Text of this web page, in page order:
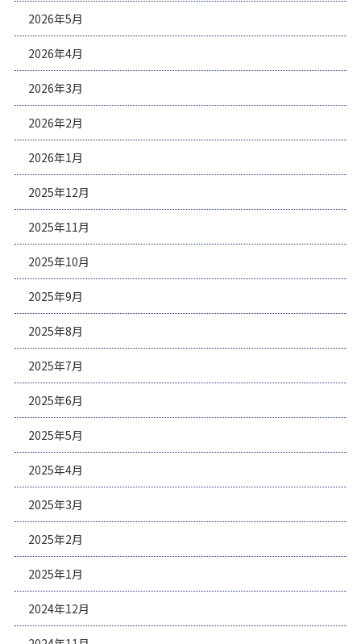
2026年5月
2026年4月
2026年3月
2026年2月
2026年1月
2025年12月
2025年11月
2025年10月
2025年9月
2025年8月
2025年7月
2025年6月
2025年5月
2025年4月
2025年3月
2025年2月
2025年1月
2024年12月